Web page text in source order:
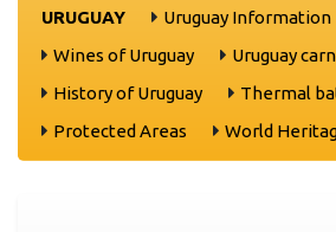
URUGUAY
Uruguay Information
Wines of Uruguay
Uruguay
History of Uruguay
Thermal
Protected Areas
World